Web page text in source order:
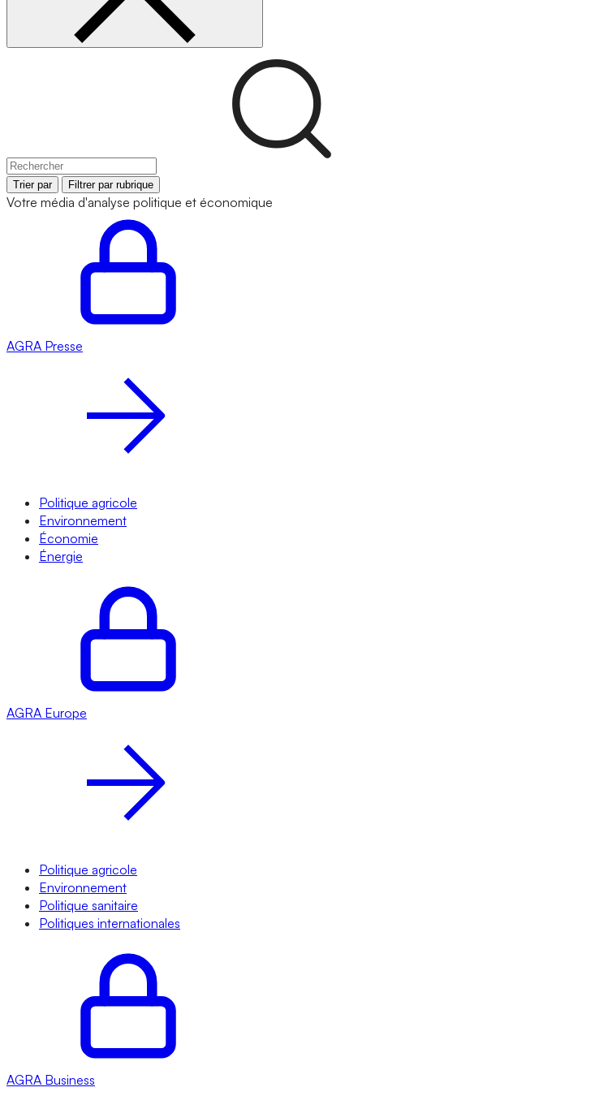
Trier par Filtrer par rubrique
Votre média d'analyse politique et économique
AGRA Presse
Politique agricole
Environnement
Économie
Énergie
AGRA Europe
Politique agricole
Environnement
Politique sanitaire
Politiques internationales
AGRA Business